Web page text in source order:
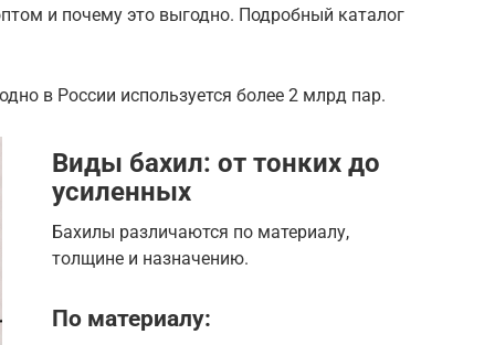
и почему это выгодно. Подробный каталог
в России используется более 2 млрд пар.
Виды бахил: от тонких до
усиленных
Бахилы различаются по материалу,
толщине и назначению.
По материалу: